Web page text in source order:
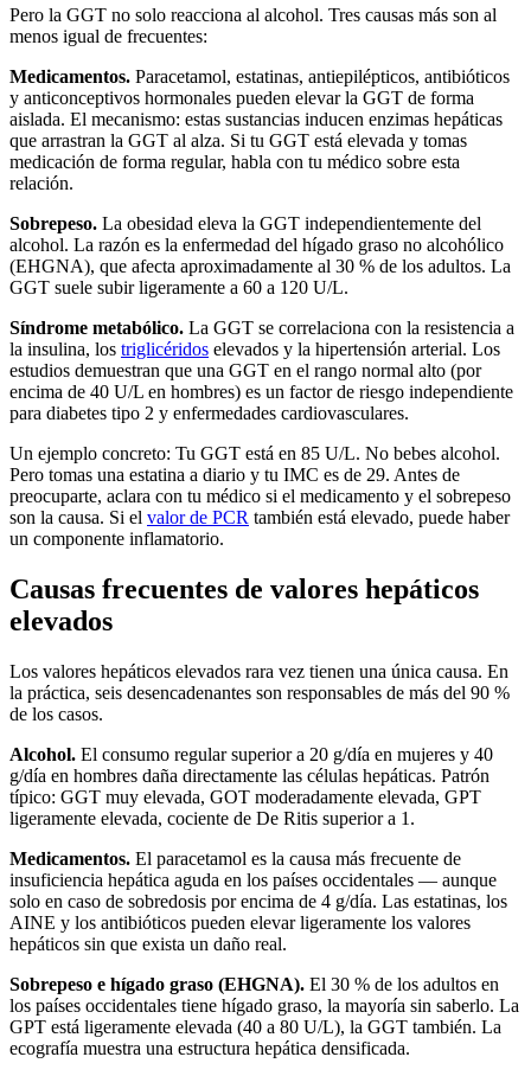
Pero la GGT no solo reacciona al alcohol. Tres causas más son al
menos igual de frecuentes:
Medicamentos. Paracetamol, estatinas, antiepilépticos, antibióticos
y anticonceptivos hormonales pueden elevar la GGT de forma
aislada. El mecanismo: estas sustancias inducen enzimas hepáticas
que arrastran la GGT al alza. Si tu GGT está elevada y tomas
medicación de forma regular, habla con tu médico sobre esta
relación.
Sobrepeso. La obesidad eleva la GGT independientemente del
alcohol. La razón es la enfermedad del hígado graso no alcohólico
(EHGNA), que afecta aproximadamente al 30 % de los adultos. La
GGT suele subir ligeramente a 60 a 120 U/L.
Síndrome metabólico. La GGT se correlaciona con la resistencia a
la insulina, los triglicéridos elevados y la hipertensión arterial. Los
estudios demuestran que una GGT en el rango normal alto (por
encima de 40 U/L en hombres) es un factor de riesgo independiente
para diabetes tipo 2 y enfermedades cardiovasculares.
Un ejemplo concreto: Tu GGT está en 85 U/L. No bebes alcohol.
Pero tomas una estatina a diario y tu IMC es de 29. Antes de
preocuparte, aclara con tu médico si el medicamento y el sobrepeso
son la causa. Si el valor de PCR también está elevado, puede haber
un componente inflamatorio.
Causas frecuentes de valores hepáticos
elevados
Los valores hepáticos elevados rara vez tienen una única causa. En
la práctica, seis desencadenantes son responsables de más del 90 %
de los casos.
Alcohol. El consumo regular superior a 20 g/día en mujeres y 40
g/día en hombres daña directamente las células hepáticas. Patrón
típico: GGT muy elevada, GOT moderadamente elevada, GPT
ligeramente elevada, cociente de De Ritis superior a 1.
Medicamentos. El paracetamol es la causa más frecuente de
insuficiencia hepática aguda en los países occidentales — aunque
solo en caso de sobredosis por encima de 4 g/día. Las estatinas, los
AINE y los antibióticos pueden elevar ligeramente los valores
hepáticos sin que exista un daño real.
Sobrepeso e hígado graso (EHGNA). El 30 % de los adultos en
los países occidentales tiene hígado graso, la mayoría sin saberlo. La
GPT está ligeramente elevada (40 a 80 U/L), la GGT también. La
ecografía muestra una estructura hepática densificada.